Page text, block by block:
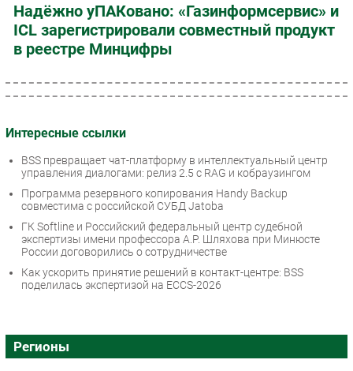
Надёжно уПАКовано: «Газинформсервис» и
ICL зарегистрировали совместный продукт
в реестре Минцифры
Интересные ссылки
BSS превращает чат-платформу в интеллектуальный центр
управления диалогами: релиз 2.5 с RAG и кобраузингом
Программа резервного копирования Handy Backup
совместима с российской СУБД Jatoba
ГК Softline и Российский федеральный центр судебной
экспертизы имени профессора А.Р. Шляхова при Минюсте
России договорились о сотрудничестве
Как ускорить принятие решений в контакт-центре: BSS
поделилась экспертизой на ECCS-2026
Регионы